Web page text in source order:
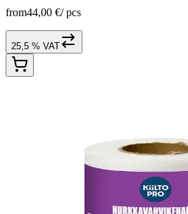
from44,00 €/ pcs
25,5 % VAT